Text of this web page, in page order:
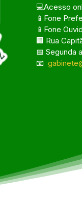
💻Acesso
📱Fone
📱Fone
🏢 Rua
📅 Segunda
📧